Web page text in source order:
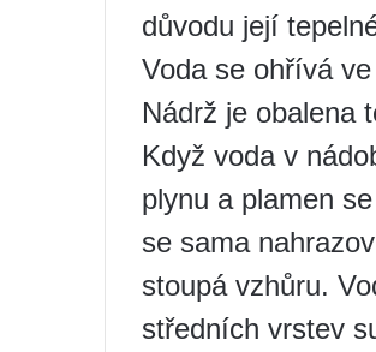
důvodu její
Voda se ohřívá
Nádrž je obalena
Když voda v
plynu a plamen
se sama
stoupá vzhůru.
středních vrstev